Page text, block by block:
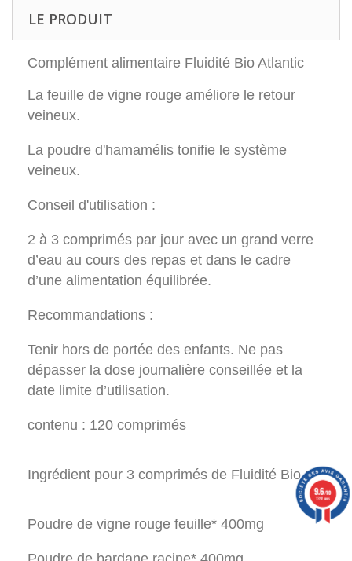
LE PRODUIT
Complément alimentaire Fluidité Bio Atlantic
La feuille de vigne rouge améliore le retour
veineux.
La poudre d'hamamélis tonifie le système
veineux.
Conseil d'utilisation :
2 à 3 comprimés par jour avec un grand verre
d’eau au cours des repas et dans le cadre
d’une alimentation équilibrée.
Recommandations :
Tenir hors de portée des enfants. Ne pas
dépasser la dose journalière conseillée et la
date limite d’utilisation.
contenu : 120 comprimés
Ingrédient pour 3 comprimés de Fluidité Bio :
Poudre de vigne rouge feuille* 400mg
9.6/10
1397 avis